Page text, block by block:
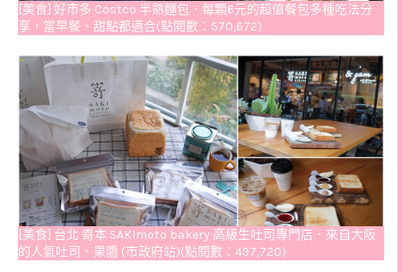
[美食] 好市多 Costco 半熟麵包．每顆6元的超值餐包多種吃法分
享，當早餐、甜點都適合(點閱數：570,672)
[美食] 台北 嵜本 SAKImoto bakery 高級生吐司專門店．來自大阪
的人氣吐司、果醬 (市政府站)(點閱數：497,720)